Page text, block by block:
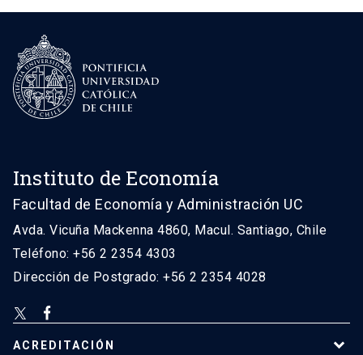
Instituto de Economía
Facultad de Economía y Administración UC
Avda. Vicuña Mackenna 4860, Macul. Santiago, Chile
Teléfono: +56 2 2354 4303
Dirección de Postgrado: +56 2 2354 4028
ACREDITACIÓN